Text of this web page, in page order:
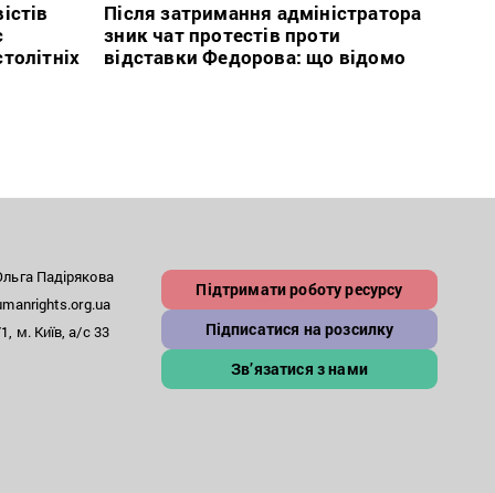
Після затримання адміністратора
зник чат протестів проти
відставки Федорова: що відомо
Падірякова
м. Київ, а/с 33
Підтримати роботу ресурсу
Підписатися на розсилку
Зв’язатися з нами